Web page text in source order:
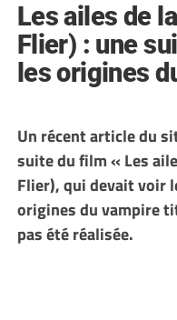
Les ailes de
Flier) : une
les origines
Un récent article du
suite du film « Les
Flier), qui devait voir
origines du vampire
pas été réalisée.